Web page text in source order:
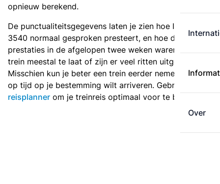
Over
opnieuw berekend.
De punctualiteitsgegevens laten je zien hoe Intercity
3540 normaal gesproken presteert, en hoe de
prestaties in de afgelopen twee weken waren. Is deze
trein meestal te laat of zijn er veel ritten uitgevallen?
Misschien kun je beter een trein eerder nemen als je
op tijd op je bestemming wilt arriveren. Gebruik de
reisplanner om je treinreis optimaal voor te bereiden.